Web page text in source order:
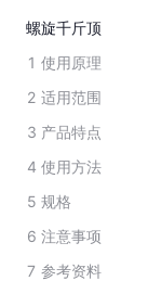
螺旋千斤顶
1 使用原理
2 适用范围
3 产品特点
4 使用方法
5 规格
6 注意事项
7 参考资料